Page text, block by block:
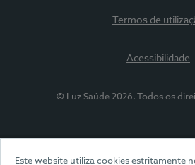
Este website utiliza cookies estritamente
Termos de
Acessibilidade
© Luz Saúde 2026. Todos os